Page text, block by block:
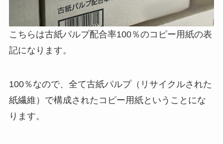
こちらは古紙パルプ配合率100％のコピー用紙の表
記になります。
100％なので、全て古紙パルプ（リサイクルされた
紙繊維）で構成されたコピー用紙ということにな
ります。